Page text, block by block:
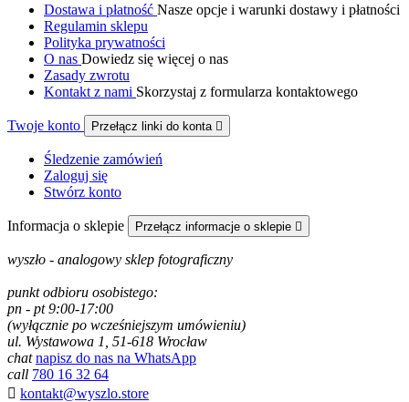
Dostawa i płatność Nasze opcje i warunki dostawy i płatności
Regulamin sklepu
Polityka prywatności
O nas Dowiedz się więcej o nas
Zasady zwrotu
Kontakt z nami Skorzystaj z formularza kontaktowego
Twoje konto Przełącz linki do konta 
Śledzenie zamówień
Zaloguj się
Stwórz konto
Informacja o sklepie Przełącz informacje o sklepie 
wyszło - analogowy sklep fotograficzny
punkt odbioru osobistego:
pn - pt 9:00-17:00
(wyłącznie po wcześniejszym umówieniu)
ul. Wystawowa 1, 51-618 Wrocław
chat napisz do nas na WhatsApp
call 780 16 32 64
 kontakt@wyszlo.store